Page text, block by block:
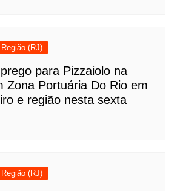
(RJ)
para Pizzaiolo na
Zona Portuária Do Rio em
e região nesta sexta
(RJ)